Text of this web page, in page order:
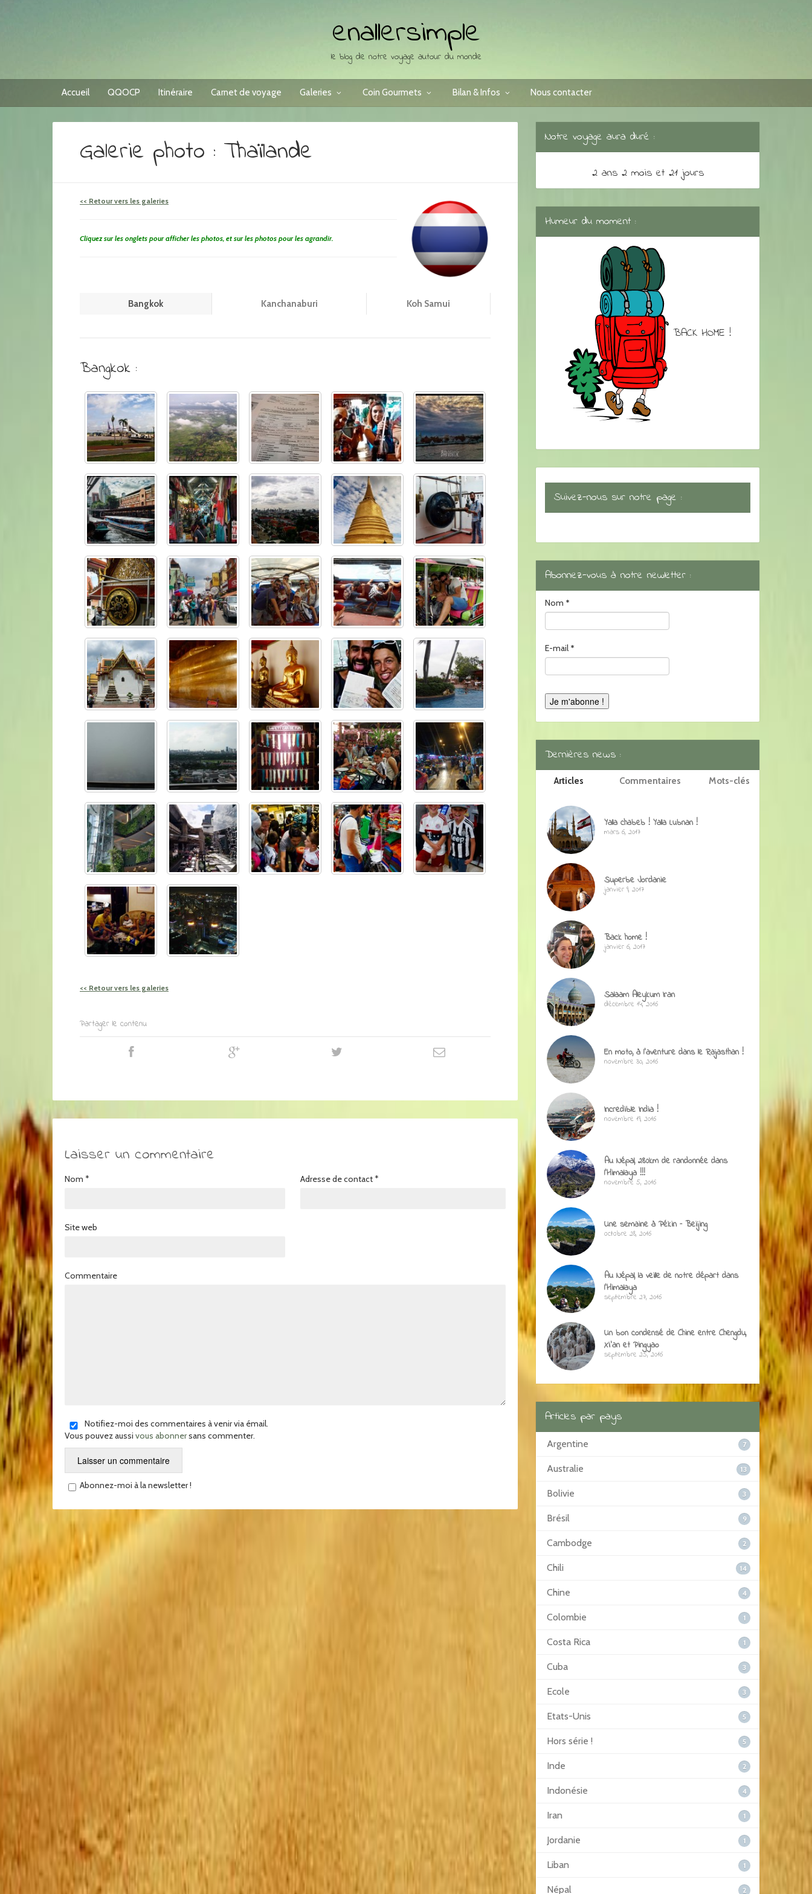
enallersimple
le blog de notre voyage autour du monde
Accueil QQOCP Itinéraire Carnet de voyage Galeries Coin Gourmets Bilan & Infos Nous contacter
Galerie photo : Thaïlande
<< Retour vers les galeries
Cliquez sur les onglets pour afficher les photos, et sur les photos pour les agrandir.
Bangkok Kanchanaburi Koh Samui
Bangkok :
<< Retour vers les galeries
Partager le contenu
Laisser un commentaire
Nom * Adresse de contact*
Site web
Commentaire
Notifiez-moi des commentaires à venir via émail.
Vous pouvez aussi vous abonnersans commenter.
Abonnez-moi à la newsletter !
Notre voyage aura duré :
2 ans 2 mois et 21 jours
Humeur du moment :
BACK HOME !
Suivez-nous sur notre page :
Abonnez-vous à notre newletter :
Nom *
E-mail *
Dernières news :
Articles Commentaires Mots-clés
Yalla chabeb ! Yalla Lubnan !
mars 6, 2017
Superbe Jordanie
janvier 9, 2017
Back home !
janvier 6, 2017
Salaam Aleykum Iran
décembre 14, 2016
En moto, à l’aventure dans le Rajasthan !
novembre 30, 2016
Incredible India !
novembre 19, 2016
Au Népal, 280km de randonnée dans
l’Himalaya !!!
novembre 5, 2016
Une semaine à Pékin – Beijing
octobre 28, 2016
Au Népal, la veille de notre départ dans
l’Himalaya
septembre 27, 2016
Un bon condensé de Chine entre Chengdu,
Xi’an et Pingyao
septembre 25, 2016
Articles par pays
Argentine 7
Australie 13
Bolivie 3
Brésil 9
Cambodge 2
Chili 14
Chine 4
Colombie 1
Costa Rica 1
Cuba 3
Ecole 3
Etats-Unis 5
Hors série ! 5
Inde 2
Indonésie 4
Iran 1
Jordanie 1
Liban 1
Népal 2